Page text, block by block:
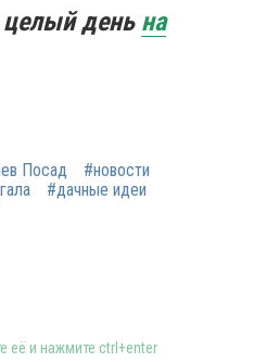
день на
Посад
#новости
#дачные идеи
её и нажмите ctrl+enter